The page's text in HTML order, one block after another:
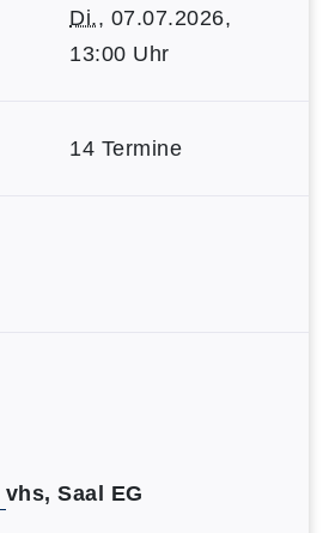
Di., 07.07.2026,
13:00 Uhr
14 Termine
vhs, Saal EG